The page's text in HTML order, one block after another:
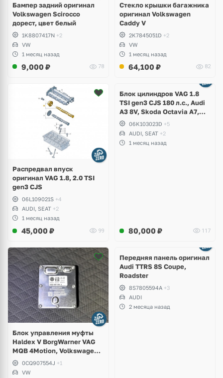
Бампер задний оригинал
Volkswagen Scirocco
дорест, цвет белый
1K8807417N +2
VW
1 месяц назад
9,000 ₽ 78
Стекло крышки багажника
оригинал Volkswagen
Caddy V
2K7845051D +2
VW
1 месяц назад
64,100 ₽ 82
Распредвал впуск
оригинал VAG 1.8, 2.0 TSI
gen3 CJS
06L109021S +4
AUDI, SEAT +2
1 месяц назад
45,000 ₽ 99
2 фото
Блок цилиндров VAG 1.8
TSI gen3 CJS 180 л.с., Audi
A3 8V, Skoda Octavia A7,
Superb, Volkswagen Passat
B8, Golf VII Alltrack, Seat
Leon
06K103023D +5
AUDI, SEAT +2
1 месяц назад
80,000 ₽ 117
Блок управления муфты
Haldex V BorgWarner VAG
MQB 4Motion, Volkswagen
Tiguan
0CQ907554J +1
VW
2 фото
Передняя панель оригинал
Audi TTRS 8S Coupe,
Roadster
8S7805594A +3
AUDI
2 месяца назад